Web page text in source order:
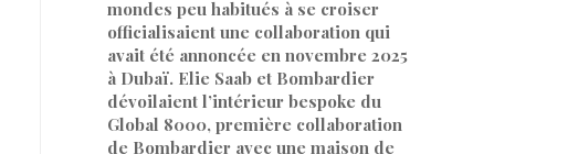
mondes peu habitués à se croiser
officialisaient une collaboration qui
avait été annoncée en novembre 2025
à Dubaï. Elie Saab et Bombardier
dévoilaient l’intérieur bespoke du
Global 8000, première collaboration
de Bombardier avec une maison de